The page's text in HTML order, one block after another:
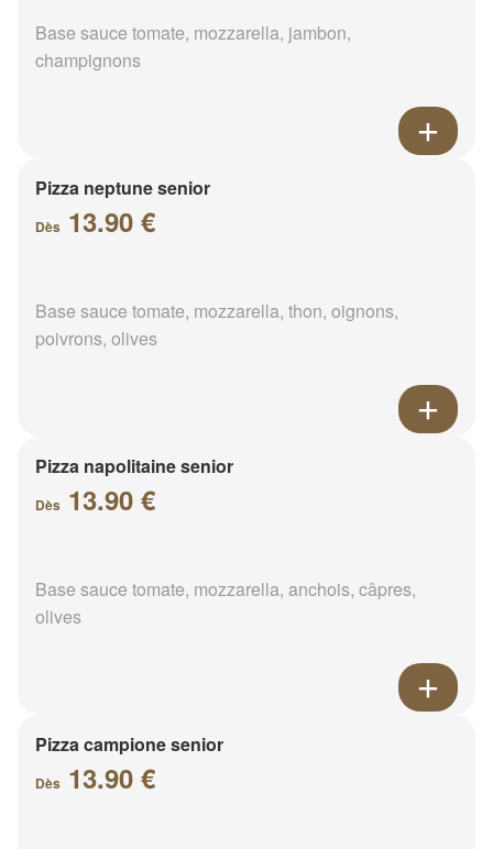
Base sauce tomate, mozzarella, jambon,
champignons
Pizza neptune senior
Dès 13.90 €
Base sauce tomate, mozzarella, thon, oignons,
poivrons, olives
Pizza napolitaine senior
Dès 13.90 €
Base sauce tomate, mozzarella, anchois, câpres,
olives
Pizza campione senior
Dès 13.90 €